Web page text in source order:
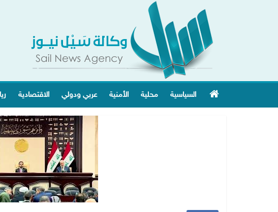
السياسية محلية الأمنية عربي ودولي الاقتصادية